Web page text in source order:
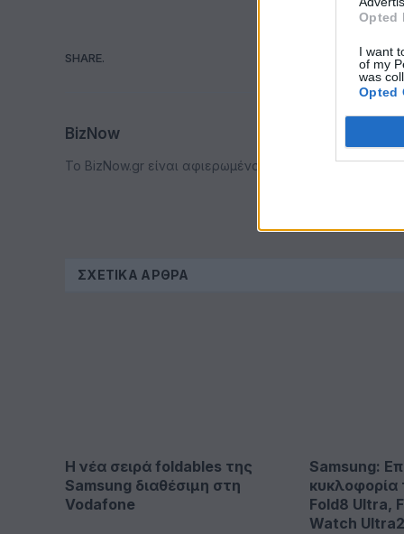
Opted
I want
of my
was
Opted
SHARE.
BizNow
Το BizNow.gr είναι αφιερωμένο στην ενδυνάμωση
ΣΧΕΤΙΚΆ ΆΡΘΡΑ
Η νέα σειρά foldables της
Samsung διαθέσιμη στη
Vodafone
Samsung:
Fold8 Ultra,
Watch